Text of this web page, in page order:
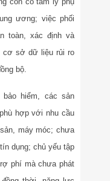
ương; việc phối
toàn, xác định và
cơ sở dữ liệu rủi ro
bộ.
bảo hiểm, các sản
hợp với nhu cầu
máy móc; chưa
dụng; chủ yếu tập
phí mà chưa phát